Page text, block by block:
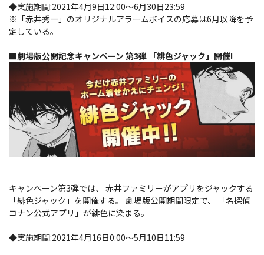
◆実施期間:2021年4月9日12:00～6月30日23:59
※「赤井秀一」のオリジナルアラームボイスの応募は6月以降を予
定している。
■劇場版公開記念キャンペーン 第3弾 「緋色ジャック」開催!
キャンペーン第3弾では、 赤井ファミリーがアプリをジャックする
「緋色ジャック」を開催する。 劇場版公開期間限定で、 「名探偵
コナン公式アプリ」が緋色に染まる。
◆実施期間:2021年4月16日0:00～5月10日11:59